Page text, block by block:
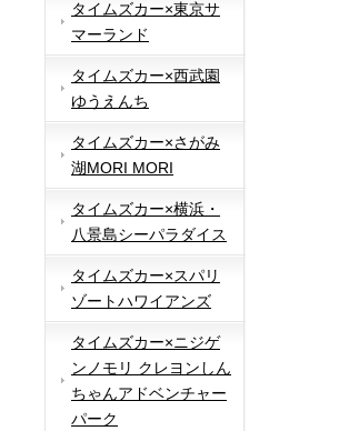
タイムズカー×東京サ
マーランド
タイムズカー×西武園
ゆうえんち
タイムズカー×さがみ
湖MORI MORI
タイムズカー×横浜・
八景島シーパラダイス
タイムズカー×スパリ
ゾートハワイアンズ
タイムズカー×ニジゲ
ンノモリ クレヨンしん
ちゃんアドベンチャー
パーク